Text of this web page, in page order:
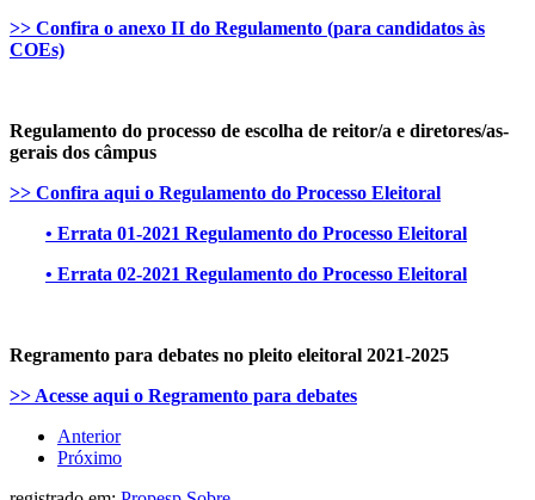
>> Confira o anexo II do Regulamento (para candidatos às
COEs)
Regulamento do processo de escolha de reitor/a e diretores/as-
gerais dos câmpus
>> Confira aqui o Regulamento do Processo Eleitoral
• Errata 01-2021 Regulamento do Processo Eleitoral
• Errata 02-2021 Regulamento do Processo Eleitoral
Regramento para debates no pleito eleitoral 2021-2025
>> Acesse aqui o Regramento para debates
Anterior
Próximo